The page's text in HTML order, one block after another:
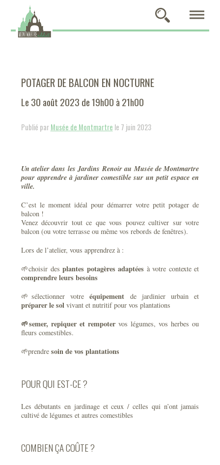
POTAGER DE BALCON EN NOCTURNE
Le 30 août 2023 de 19h00 à 21h00
Publié parMusée de Montmartre le 7 juin 2023
Un atelier dans les Jardins Renoir au Musée de Montmartre
pour apprendre à jardiner comestible sur un petit espace en
ville.
C’est le moment idéal pour démarrer votre petit potager de
balcon !
Venez découvrir tout ce que vous pouvez cultiver sur votre
balcon (ou votre terrasse ou même vos rebords de fenêtres).
Lors de l’atelier, vous apprendrez à :
🌱choisir des plantes potagères adaptées à votre contexte et
comprendre leurs besoins
🌱sélectionner votreéquipement de jardinier urbain et
préparer le solvivant et nutritif pour vos plantations
🌱semer, repiquer et rempotervos légumes, vos herbes ou
fleurs comestibles.
🌱prendresoin de vos plantations
POUR QUI EST-CE ?
Les débutants en jardinage et ceux / celles qui n’ont jamais
cultivé de légumes et autres comestibles
COMBIEN ÇA COÛTE ?